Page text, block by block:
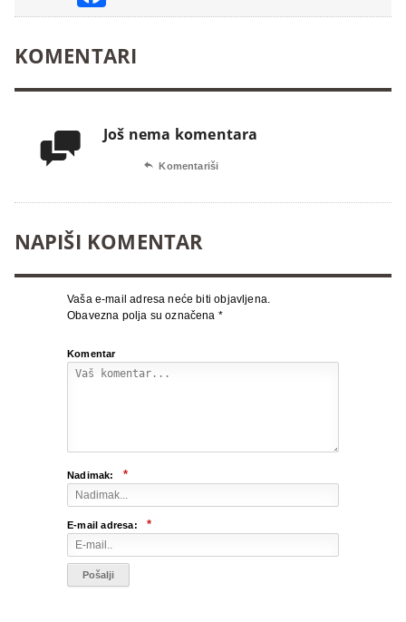
KOMENTARI
 Još nema komentara
 Komentariši
NAPIŠI KOMENTAR
Vaša e-mail adresa neće biti objavljena.
Obavezna polja su označena *
Komentar
Nadimak: *
E-mail adresa: *